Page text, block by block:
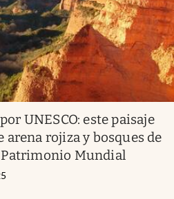
UNESCO: este paisaje
arena rojiza y bosques de
Patrimonio Mundial